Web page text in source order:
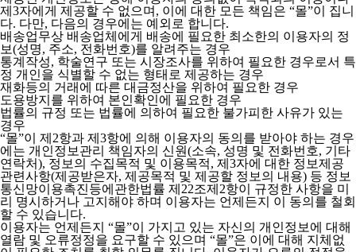
제3자에게 제공할 수 없으며, 이에 대한 모든 책임은 “몰”이 집니
다. 다만, 다음의 경우에는 예외로 합니다.
배송업무상 배송업체에게 배송에 필요한 최소한의 이용자의 정
보(성명, 주소, 전화번호)를 알려주는 경우
통계작성, 학술연구 또는 시장조사를 위하여 필요한 경우로서 특
정 개인을 식별할 수 없는 형태로 제공하는 경우
재화등의 거래에 따른 대금정산을 위하여 필요한 경우
도용방지를 위하여 본인확인에 필요한 경우
법률의 규정 또는 법률에 의하여 필요한 불가피한 사유가 있는
경우
“몰”이 제2항과 제3항에 의해 이용자의 동의를 받아야 하는 경우
에는 개인정보관리 책임자의 신원(소속, 성명 및 전화번호, 기타
연락처), 정보의 수집목적 및 이용목적, 제3자에 대한 정보제공
관련사항(제공받은자, 제공목적 및 제공할 정보의 내용) 등 정보
통신망이용촉진등에관한법률 제22조제2항이 규정한 사항을 미
리 명시하거나 고지해야 하며 이용자는 언제든지 이 동의를 철회
할 수 있습니다.
이용자는 언제든지 “몰”이 가지고 있는 자신의 개인정보에 대해
열람 및 오류정정을 요구할 수 있으며 “몰”은 이에 대해 지체없